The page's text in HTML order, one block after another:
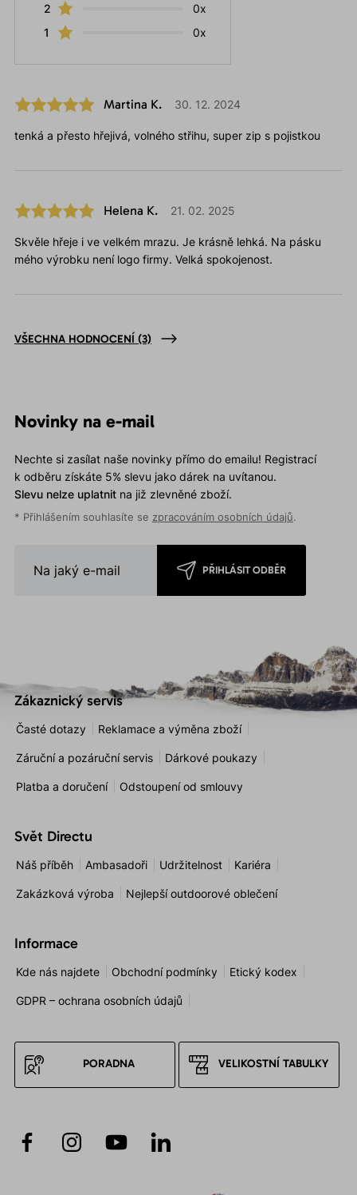
2
0x
1
0x
Martina K. 30. 12. 2024
tenká a přesto hřejivá, volného střihu, super zip s pojistkou
Helena K. 21. 02. 2025
Skvěle hřeje i ve velkém mrazu. Je krásně lehká. Na pásku
mého výrobku není logo firmy. Velká spokojenost.
VŠECHNA HODNOCENÍ (3)
Novinky na e-mail
Nechte si zasílat naše novinky přímo do emailu! Registrací
k odběru získáte 5% slevu jako dárek na uvítanou.
Slevu nelze uplatnitna již zlevněné zboží.
* Přihlášením souhlasíte se zpracováním osobních údajů.
PŘIHLÁSIT ODBĚR
Zákaznický servis
Časté dotazy Reklamace a výměna zboží
Záruční a pozáruční servis Dárkové poukazy
Platba a doručení Odstoupení od smlouvy
Svět Directu
Náš příběh Ambasadoři Udržitelnost Kariéra
Zakázková výroba Nejlepší outdoorové oblečení
Informace
Kde nás najdete Obchodní podmínky Etický kodex
GDPR – ochrana osobních údajů
PORADNA VELIKOSTNÍ TABULKY